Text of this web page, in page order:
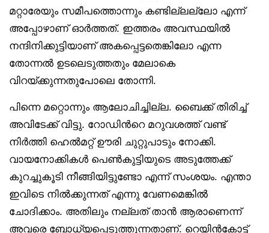
മറ്റാരേയും സമീപത്തൊന്നും കണ്ടില്ലല്ലോ എന്ന്
അപ്പോഴാണ് ഓർത്തത്. ഇത്തരം അവസ്ഥയിൽ
നന്ദിനിക്കുട്ടിയാണ് അകപ്പെട്ടതെങ്കിലോ എന്ന
തോന്നൽ ഉടലെടുത്തതും മേലാകെ
വിറയ്ക്കുന്നതുപോലെ തോന്നി.
പിന്നെ മറ്റൊന്നും ആലോചിച്ചില്ല. ബൈക്ക് തിരിച്ച്
അവിടേക്ക് വിട്ടു. റോഡിൻറെ മറുവശത്ത് വണ്ട്
നിർത്തി ഹെൽമറ്റ് ഊരി ചുറ്റുപാടും നോക്കി.
വായനോക്കികൾ പെൺകുട്ടിയുടെ അടുത്തേക്ക്
കുറച്ചുകൂടി നീങ്ങിയിട്ടുണ്ടോ എന്ന് സംശയം. എന്താ
ഇവിടെ നിൽക്കുന്നത് എന്നു വേണമെങ്കിൽ
ചോദിക്കാം. അതിലും നല്ലത് താൻ ആരാണെന്ന്
അവരെ ബോധ്യപ്പെടുത്തുന്നതാണ്. റെയിൻകോട്ട്